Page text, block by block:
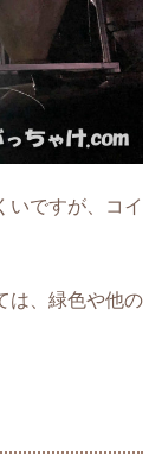
いですが、コイ
は、緑色や他の